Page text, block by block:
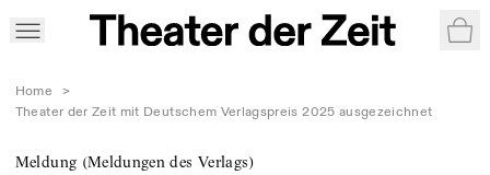
Home
>
Theater der Zeit mit Deutschem Verlagspreis 2025 ausgezeichnet
Meldung (Meldungen des Verlags)